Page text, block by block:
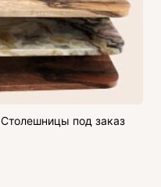
Столешницы под заказ